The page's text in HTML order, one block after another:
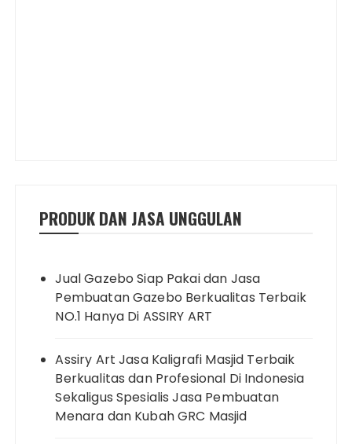
PRODUK DAN JASA UNGGULAN
Jual Gazebo Siap Pakai dan Jasa
Pembuatan Gazebo Berkualitas Terbaik
NO.1 Hanya Di ASSIRY ART
Assiry Art Jasa Kaligrafi Masjid Terbaik
Berkualitas dan Profesional Di Indonesia
Sekaligus Spesialis Jasa Pembuatan
Menara dan Kubah GRC Masjid